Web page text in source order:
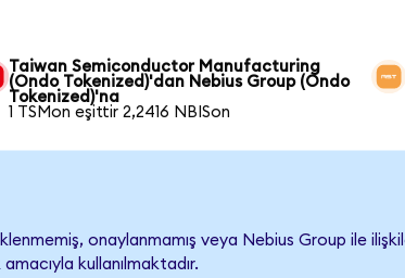
Taiwan Semiconductor Manufacturing
(Ondo Tokenized)'dan Nebius Group (Ondo
Tokenized)'na
1 TSMon eşittir 2,2416 NBISon
onaylanmamış veya Nebius Group ile
kullanılmaktadır.